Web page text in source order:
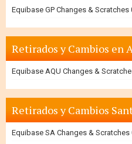
Equibase GP Changes & Scratches
Retirados y Cambios en
Equibase AQU Changes &
Retirados y Cambios
Equibase SA Changes & Scratches